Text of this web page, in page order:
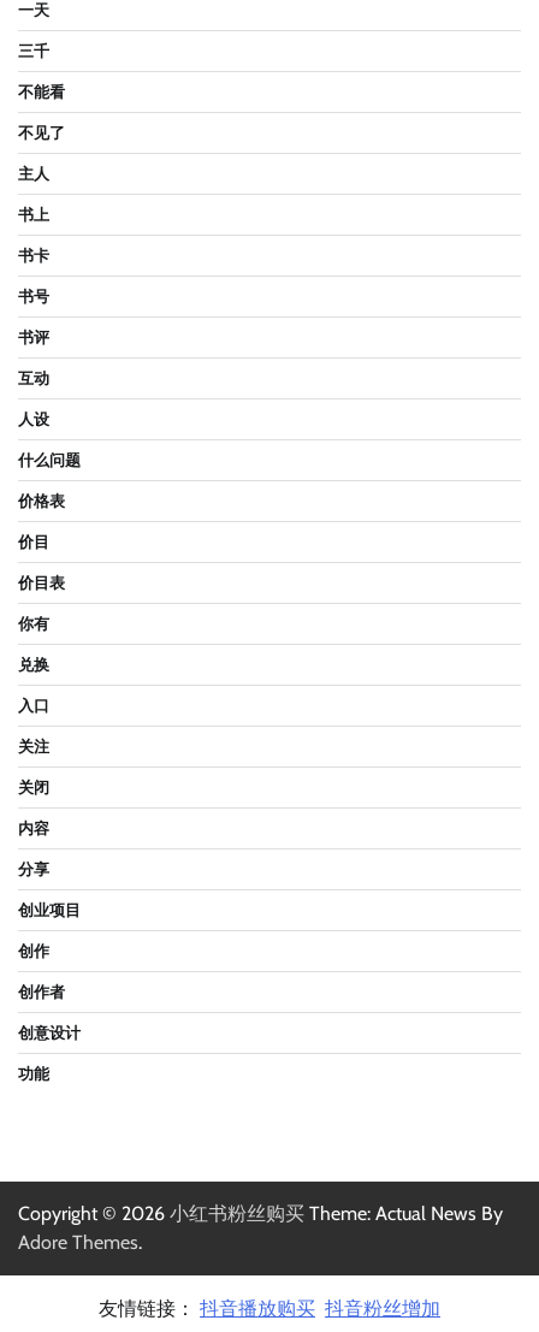
一天
三千
不能看
不见了
主人
书上
书卡
书号
书评
互动
人设
什么问题
价格表
价目
价目表
你有
兑换
入口
关注
关闭
内容
分享
创业项目
创作
创作者
创意设计
功能
Copyright © 2026 小红书粉丝购买 Theme: Actual News By
Adore Themes.
友情链接： 抖音播放购买 抖音粉丝增加